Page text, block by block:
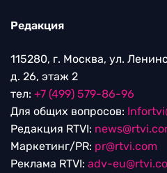
Редакция
115280, г. Москва, ул.
д. 26, этаж 2
тел: +7 (499) 579-86-96
Для общих вопросов:
Редакция RTVI:
Маркетинг/PR: pr@rtvi.com
Реклама RTVI: adv-